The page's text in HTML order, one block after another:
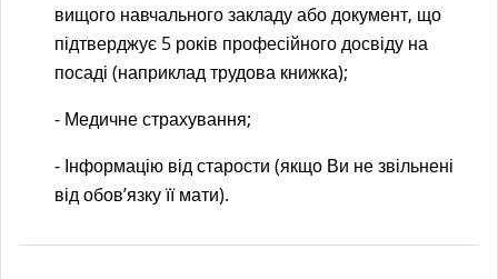
l
)
вищого навчального закладу або документ, що
підтверджує 5 років професійного досвіду на
посаді (наприклад трудова книжка);
- Медичне страхування;
- Інформацію від старости (якщо Ви не звільнені
від обов’язку її мати).